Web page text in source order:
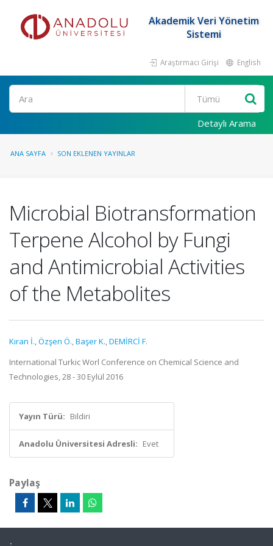
Akademik Veri Yönetim
Sistemi
Araştırmacı Girişi English
Ara
Detaylı Arama
ANA SAYFA SON EKLENEN YAYINLAR
Microbial Biotransformation
Terpene Alcohol by Fungi
and Antimicrobial Activities
of the Metabolites
Kıran İ.,Özşen Ö.,Başer K.,DEMİRCİ F.
International Turkic Worl Conference on Chemical Science and
Technologies, 28 - 30 Eylül 2016
Yayın Türü: Bildiri
Anadolu Üniversitesi Adresli: Evet
Paylaş